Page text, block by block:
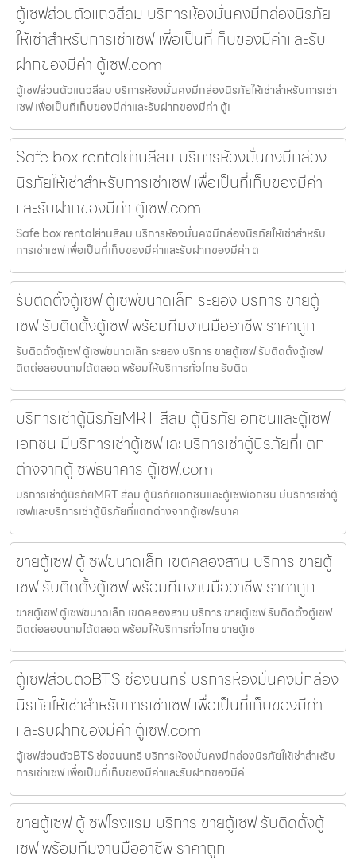
ตู้เซฟส่วนตัวแถวสีลม บริการห้องมั่นคงมีกล่องนิรภัย
ให้เช่าสำหรับการเช่าเซฟ เพื่อเป็นที่เก็บของมีค่าและรับ
ฝากของมีค่า ตู้เซฟ.com
ตู้เซฟส่วนตัวแถวสีลม บริการห้องมั่นคงมีกล่องนิรภัยให้เช่าสำหรับการเช่า
เซฟ เพื่อเป็นที่เก็บของมีค่าและรับฝากของมีค่า ตู้เ
Safe box rentalย่านสีลม บริการห้องมั่นคงมีกล่อง
นิรภัยให้เช่าสำหรับการเช่าเซฟ เพื่อเป็นที่เก็บของมีค่า
และรับฝากของมีค่า ตู้เซฟ.com
Safe box rentalย่านสีลม บริการห้องมั่นคงมีกล่องนิรภัยให้เช่าสำหรับ
การเช่าเซฟ เพื่อเป็นที่เก็บของมีค่าและรับฝากของมีค่า ต
รับติดตั้งตู้เซฟ ตู้เซฟขนาดเล็ก ระยอง บริการ ขายตู้
เซฟ รับติดตั้งตู้เซฟ พร้อมทีมงานมืออาชีพ ราคาถูก
รับติดตั้งตู้เซฟ ตู้เซฟขนาดเล็ก ระยอง บริการ ขายตู้เซฟ รับติดตั้งตู้เซฟ
ติดต่อสอบถามได้ตลอด พร้อมให้บริการทั่วไทย รับติด
บริการเช่าตู้นิรภัยMRT สีลม ตู้นิรภัยเอกชนและตู้เซฟ
เอกชน มีบริการเช่าตู้เซฟและบริการเช่าตู้นิรภัยที่แตก
ต่างจากตู้เซฟธนาคาร ตู้เซฟ.com
บริการเช่าตู้นิรภัยMRT สีลม ตู้นิรภัยเอกชนและตู้เซฟเอกชน มีบริการเช่าตู้
เซฟและบริการเช่าตู้นิรภัยที่แตกต่างจากตู้เซฟธนาค
ขายตู้เซฟ ตู้เซฟขนาดเล็ก เขตคลองสาน บริการ ขายตู้
เซฟ รับติดตั้งตู้เซฟ พร้อมทีมงานมืออาชีพ ราคาถูก
ขายตู้เซฟ ตู้เซฟขนาดเล็ก เขตคลองสาน บริการ ขายตู้เซฟ รับติดตั้งตู้เซฟ
ติดต่อสอบถามได้ตลอด พร้อมให้บริการทั่วไทย ขายตู้เซ
ตู้เซฟส่วนตัวBTS ช่องนนทรี บริการห้องมั่นคงมีกล่อง
นิรภัยให้เช่าสำหรับการเช่าเซฟ เพื่อเป็นที่เก็บของมีค่า
และรับฝากของมีค่า ตู้เซฟ.com
ตู้เซฟส่วนตัวBTS ช่องนนทรี บริการห้องมั่นคงมีกล่องนิรภัยให้เช่าสำหรับ
การเช่าเซฟ เพื่อเป็นที่เก็บของมีค่าและรับฝากของมีค่
ขายตู้เซฟ ตู้เซฟโรงแรม บริการ ขายตู้เซฟ รับติดตั้งตู้
เซฟ พร้อมทีมงานมืออาชีพ ราคาถูก